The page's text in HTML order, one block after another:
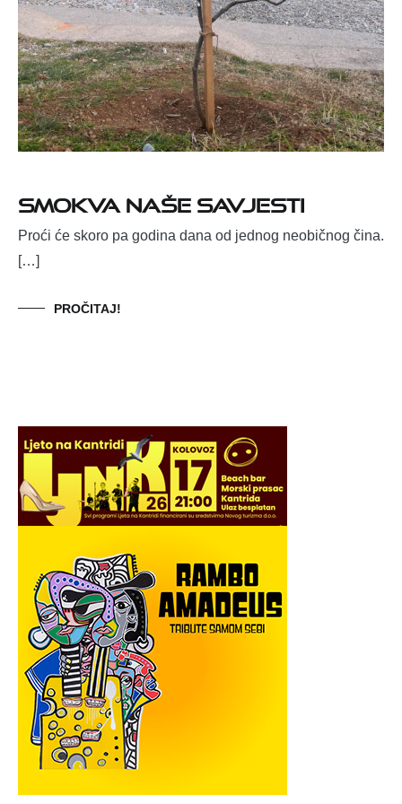
SMOKVA NAŠE SAVJESTI
Proći će skoro pa godina dana od jednog neobičnog čina.
[…]
PROČITAJ!